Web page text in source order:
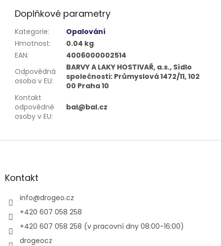
Doplňkové parametry
Kategorie:
Opalování
Hmotnost:
0.04 kg
EAN:
4006000002514
Odpovědná
osoba v EU:
BARVY A LAKY HOSTIVAŘ, a.s., Sídlo
společnosti: Průmyslová 1472/11, 102
00 Praha 10
Kontakt
odpovědné
osoby v EU:
bal@bal.cz
Z
aKontakt
info@drogeo.cz
+420 607 058 258
+420 607 058 258 (v pracovní dny 08:00-16:00)
drogeocz